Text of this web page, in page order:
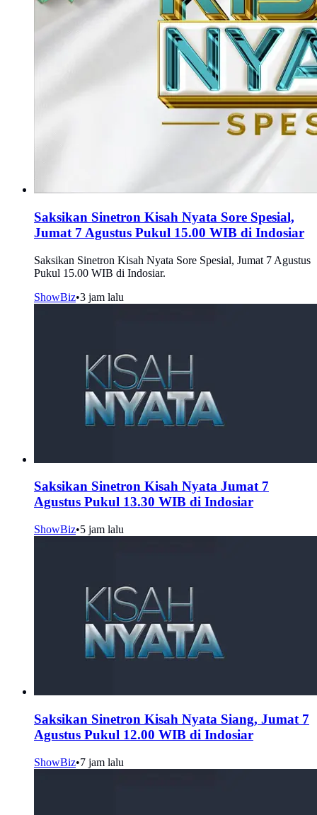
Saksikan Sinetron Kisah Nyata Sore Spesial,
Jumat 7 Agustus Pukul 15.00 WIB di Indosiar
Saksikan Sinetron Kisah Nyata Sore Spesial, Jumat 7 Agustus
Pukul 15.00 WIB di Indosiar.
ShowBiz•3 jam lalu
Saksikan Sinetron Kisah Nyata Jumat 7
Agustus Pukul 13.30 WIB di Indosiar
ShowBiz•5 jam lalu
Saksikan Sinetron Kisah Nyata Siang, Jumat 7
Agustus Pukul 12.00 WIB di Indosiar
ShowBiz•7 jam lalu